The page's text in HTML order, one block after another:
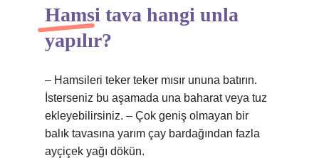
Hamsi tava hangi unla
yapılır?
– Hamsileri teker teker mısır ununa batırın.
İsterseniz bu aşamada una baharat veya tuz
ekleyebilirsiniz. – Çok geniş olmayan bir
balık tavasına yarım çay bardağından fazla
ayçiçek yağı dökün.